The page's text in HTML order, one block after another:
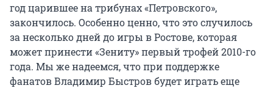
год царившее на трибунах «Петровского»,
закончилось. Особенно ценно, что это случилось
за несколько дней до игры в Ростове, которая
может принести «Зениту» первый трофей 2010-го
года. Мы же надеемся, что при поддержке
фанатов Владимир Быстров будет играть еще